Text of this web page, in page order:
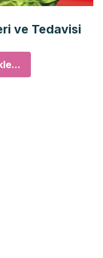
ve Tedavisi